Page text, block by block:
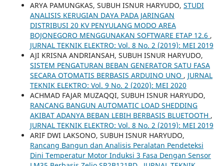
ARYA PAMUNGKAS, SUBUH ISNUR HARYUDO, STUDI
ANALISIS KERUGIAN DAYA PADA JARINGAN
DISTRIBUSI 20 KV PENYULANG MODO AREA
BOJONEGORO MENGGUNAKAN SOFTWARE ETAP 12.6 ,
JURNAL TEKNIK ELEKTRO: Vol. 8 No. 2 (2019): MEI 2019
AJI KRISNA ANDRIANSAH, SUBUH ISNUR HARYUDO,
SISTEM PENGATURAN BEBAN GENERATOR SATU FASA
SECARA OTOMATIS BERBASIS ARDUINO UNO , JURNAL
TEKNIK ELEKTRO: Vol. 9 No. 2 (2020): MEI 2020
ACHMAD FAJAR MUZAQQI, SUBUH ISNUR HARYUDO,
RANCANG BANGUN AUTOMATIC LOAD SHEDDING
AKIBAT ADANYA BEBAN LEBIH BERBASIS BLUETOOTH ,
JURNAL TEKNIK ELEKTRO: Vol. 8 No. 2 (2019): MEI 2019
ARIF DWI LAKSONO, SUBUH ISNUR HARYUDO,
Rancang Bangun dan Analisis Peralatan Pendeteksi
Dini Temperatur Motor Induksi 3 Fasa Dengan Sensor